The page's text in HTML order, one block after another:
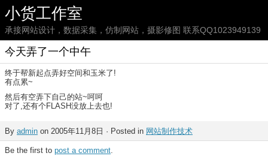
小货工作室
承接网站设计，数据采集，仿制网站，摄影修图 联系QQ1023949139
今天弄了一个中午
终于帮新起点弄好空间和玉米了!
有点累~
然后有空弄下自己的站~呵呵
对了,还有个FLASH没放上去也!
By admin on 2005年11月8日 · Posted in 网站制作技术
Be the first to post a comment.